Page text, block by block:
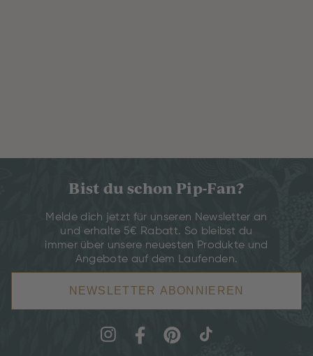
Bist du schon Pip-Fan?
Melde dich jetzt für unseren Newsletter an
und erhalte 5€ Rabatt. So bleibst du
immer über unsere neuesten Produkte und
Angebote auf dem Laufenden.
NEWSLETTER ABONNIEREN